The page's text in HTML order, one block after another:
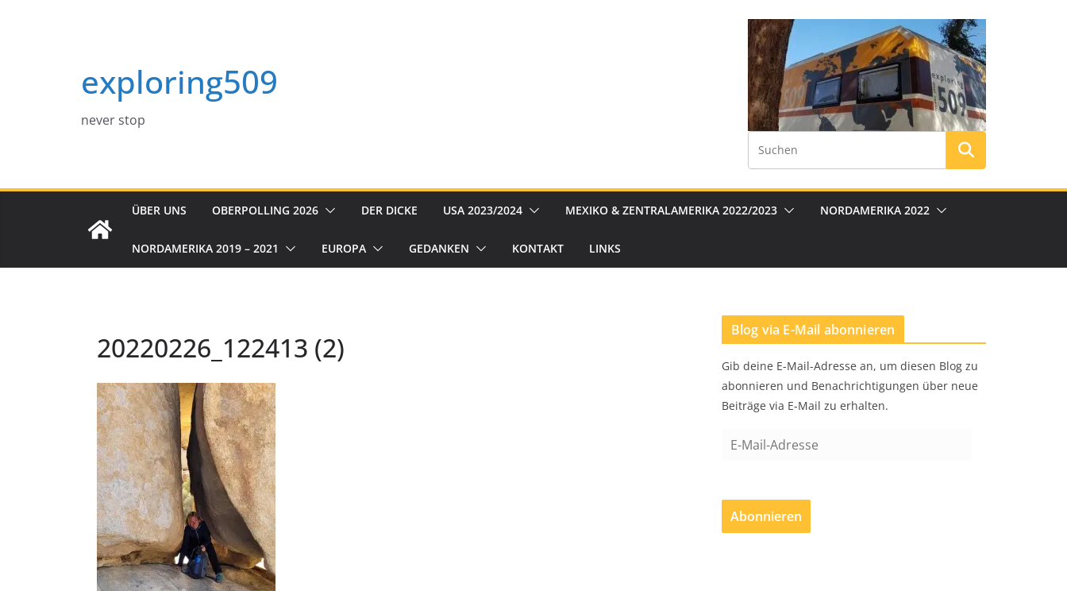
exploring509
never stop
ÜBER UNS OBERPOLLING 2026 DER DICKE USA 2023/2024 MEXIKO & ZENTRALAMERIKA 2022/2023 NORDAMERIKA 2022
NORDAMERIKA 2019 – 2021 EUROPA GEDANKEN KONTAKT LINKS
20220226_122413 (2)
Blog via E-Mail abonnieren
Gib deine E-Mail-Adresse an, um diesen Blog zu
abonnieren und Benachrichtigungen über neue
Beiträge via E-Mail zu erhalten.
a
l
Abonnieren